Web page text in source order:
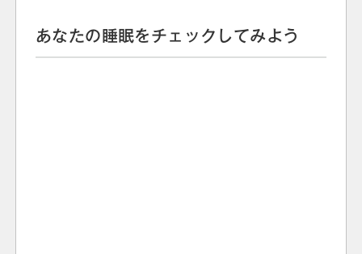
あなたの睡眠をチェックしてみよう